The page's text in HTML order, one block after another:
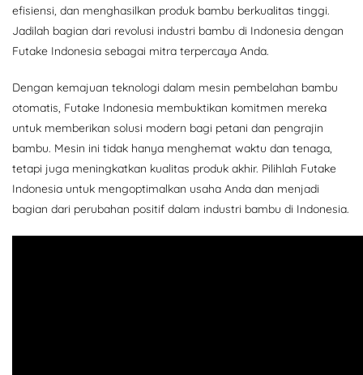
efisiensi, dan menghasilkan produk bambu berkualitas tinggi.
Jadilah bagian dari revolusi industri bambu di Indonesia dengan
Futake Indonesia sebagai mitra terpercaya Anda.
Dengan kemajuan teknologi dalam mesin pembelahan bambu
otomatis, Futake Indonesia membuktikan komitmen mereka
untuk memberikan solusi modern bagi petani dan pengrajin
bambu. Mesin ini tidak hanya menghemat waktu dan tenaga,
tetapi juga meningkatkan kualitas produk akhir. Pilihlah Futake
Indonesia untuk mengoptimalkan usaha Anda dan menjadi
bagian dari perubahan positif dalam industri bambu di Indonesia.